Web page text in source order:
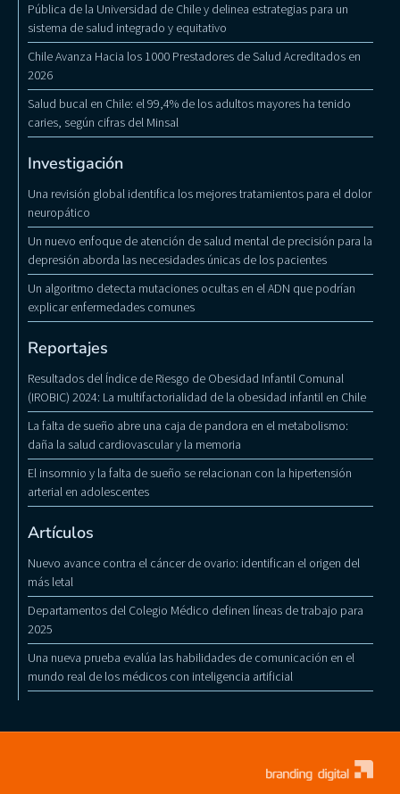
Pública de la Universidad de Chile y delinea estrategias para un
sistema de salud integrado y equitativo
Chile Avanza Hacia los 1000 Prestadores de Salud Acreditados en
2026
Salud bucal en Chile: el 99,4% de los adultos mayores ha tenido
caries, según cifras del Minsal
Investigación
Una revisión global identifica los mejores tratamientos para el dolor
neuropático
Un nuevo enfoque de atención de salud mental de precisión para la
depresión aborda las necesidades únicas de los pacientes
Un algoritmo detecta mutaciones ocultas en el ADN que podrían
explicar enfermedades comunes
Reportajes
Resultados del Índice de Riesgo de Obesidad Infantil Comunal
(IROBIC) 2024: La multifactorialidad de la obesidad infantil en Chile
La falta de sueño abre una caja de pandora en el metabolismo:
daña la salud cardiovascular y la memoria
El insomnio y la falta de sueño se relacionan con la hipertensión
arterial en adolescentes
Artículos
Nuevo avance contra el cáncer de ovario: identifican el origen del
más letal
Departamentos del Colegio Médico definen líneas de trabajo para
2025
Una nueva prueba evalúa las habilidades de comunicación en el
mundo real de los médicos con inteligencia artificial